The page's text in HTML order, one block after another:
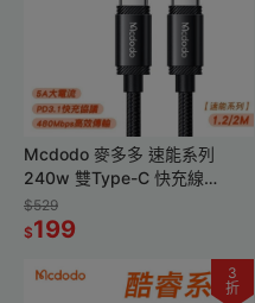
Mcdodo 麥多多 速能系列
240w 雙Type-C 快充線
240W E-Marker芯片 適用平板
筆電 MAC
$529
$199
3
折